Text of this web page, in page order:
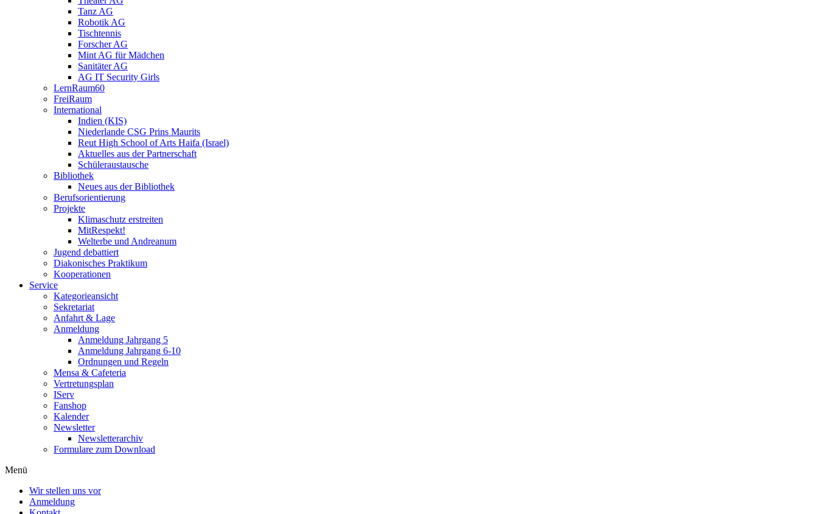
Tanz AG
Robotik AG
Tischtennis
Forscher AG
Mint AG für Mädchen
Sanitäter AG
AG IT Security Girls
LernRaum60
FreiRaum
International
Indien (KIS)
Niederlande CSG Prins Maurits
Reut High School of Arts Haifa (Israel)
Aktuelles aus der Partnerschaft
Schüleraustausche
Bibliothek
Neues aus der Bibliothek
Berufsorientierung
Projekte
Klimaschutz erstreiten
MitRespekt!
Welterbe und Andreanum
Jugend debattiert
Diakonisches Praktikum
Kooperationen
Service
Kategorieansicht
Sekretariat
Anfahrt & Lage
Anmeldung
Anmeldung Jahrgang 5
Anmeldung Jahrgang 6-10
Ordnungen und Regeln
Mensa & Cafeteria
Vertretungsplan
IServ
Fanshop
Kalender
Newsletter
Newsletterarchiv
Formulare zum Download
Menü
Wir stellen uns vor
Anmeldung